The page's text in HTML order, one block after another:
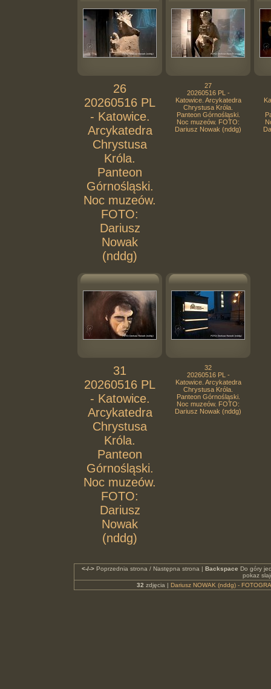
26
20260516 PL
- Katowice.
Arcykatedra
Chrystusa
Króla.
Panteon
Górnośląski.
Noc muzeów.
FOTO:
Dariusz
Nowak
(nddg)
27
20260516 PL -
Katowice. Arcykatedra
Chrystusa Króla.
Panteon Górnośląski.
Noc muzeów. FOTO:
Dariusz Nowak (nddg)
31
20260516 PL
- Katowice.
Arcykatedra
Chrystusa
Króla.
Panteon
Górnośląski.
Noc muzeów.
FOTO:
Dariusz
Nowak
(nddg)
32
20260516 PL -
Katowice. Arcykatedra
Chrystusa Króla.
Panteon Górnośląski.
Noc muzeów. FOTO:
Dariusz Nowak (nddg)
<-/->Poprzednia strona / Następna strona | Backspace Do góry
pokaz
32 zdjęcia | Dariusz NOWAK (nddg) -